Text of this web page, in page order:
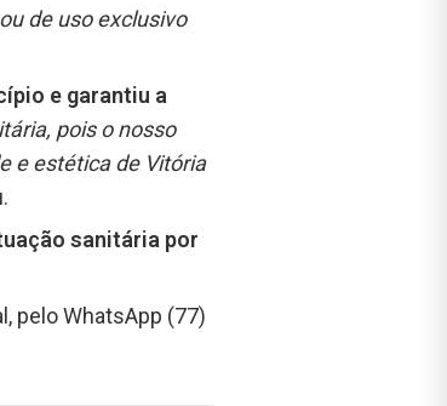
de uso exclusivo
e garantiu a
pois o nosso
e estética de Vitória
sanitária por
pelo WhatsApp (77)